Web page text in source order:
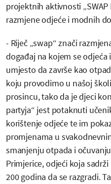
projektnih aktivnosti „SWAP
razmjene odjeće i modnih
- Riječ „swap“ znači
događaj na kojem se
umjesto da završe kao
koju provodimo u našoj
prosincu, tako da je djeci
partyja“ jest potaknuti
korištenje odjeće te im
promjenama u
smanjenju otpada i
Primjerice, odjeći koja
200 godina da se razgradi.